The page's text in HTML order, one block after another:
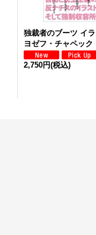
独裁者のブーツ イ
ヨゼフ・チャペック
2,750円(税込)